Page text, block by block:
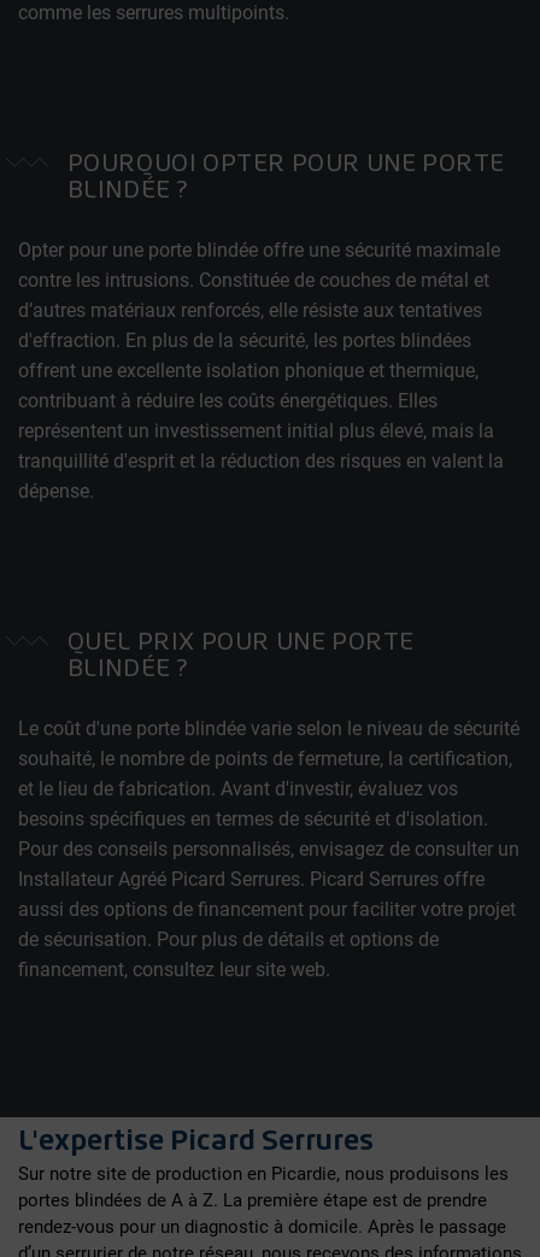
comme les serrures multipoints.
POURQUOI OPTER POUR UNE PORTE
BLINDÉE ?
Opter pour une porte blindée offre une sécurité maximale
contre les intrusions. Constituée de couches de métal et
d’autres matériaux renforcés, elle résiste aux tentatives
d'effraction. En plus de la sécurité, les portes blindées
offrent une excellente isolation phonique et thermique,
contribuant à réduire les coûts énergétiques. Elles
représentent un investissement initial plus élevé, mais la
tranquillité d'esprit et la réduction des risques en valent la
dépense.
QUEL PRIX POUR UNE PORTE
BLINDÉE ?
Le coût d'une porte blindée varie selon le niveau de sécurité
souhaité, le nombre de points de fermeture, la certification,
et le lieu de fabrication. Avant d'investir, évaluez vos
besoins spécifiques en termes de sécurité et d'isolation.
Pour des conseils personnalisés, envisagez de consulter un
Installateur Agréé Picard Serrures. Picard Serrures offre
aussi des options de financement pour faciliter votre projet
de sécurisation. Pour plus de détails et options de
financement, consultez leur site web.
L'expertise Picard Serrures
Sur notre site de production en Picardie, nous produisons les
portes blindées de A à Z. La première étape est de prendre
rendez-vous pour un diagnostic à domicile. Après le passage